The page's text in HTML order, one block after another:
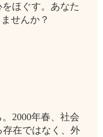
ほぐす。あなた
せんか？
2000年春、社会
存在ではなく、外